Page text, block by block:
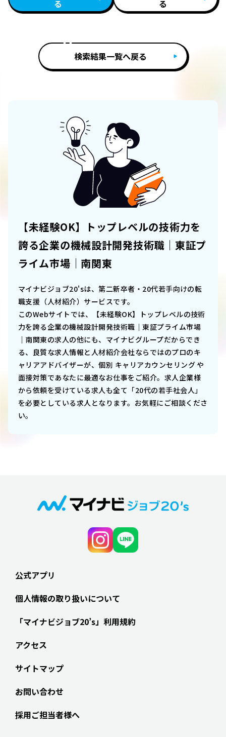
る
る
検索結果一覧へ戻る
【未経験OK】トップレベルの技術力を
誇る企業の機械設計開発技術職｜東証プ
ライム市場｜南関東
マイナビジョブ20'sは、第二新卒者・20代若手向けの転
職支援（人材紹介）サービスです。
このWebサイトでは、
【未経験OK】トップレベルの技術
力を誇る企業の機械設計開発技術職｜東証プライム市場
｜南関東の求人の他にも、マイナビグループだからでき
る、良質な求人情報と人材紹介会社ならではのプロのキ
ャリアアドバイザーが、個別 キャリアカウンセリング や
面接対策であなたに最適なお仕事をご紹介。求人企業様
から依頼を受けている求人も全て「20代の若手社会人」
を必要としている求人となります。お気軽にご相談くださ
い。
公式アプリ
個人情報の取り扱いについて
「マイナビジョブ20’s」利用規約
アクセス
サイトマップ
お問い合わせ
採用ご担当者様へ